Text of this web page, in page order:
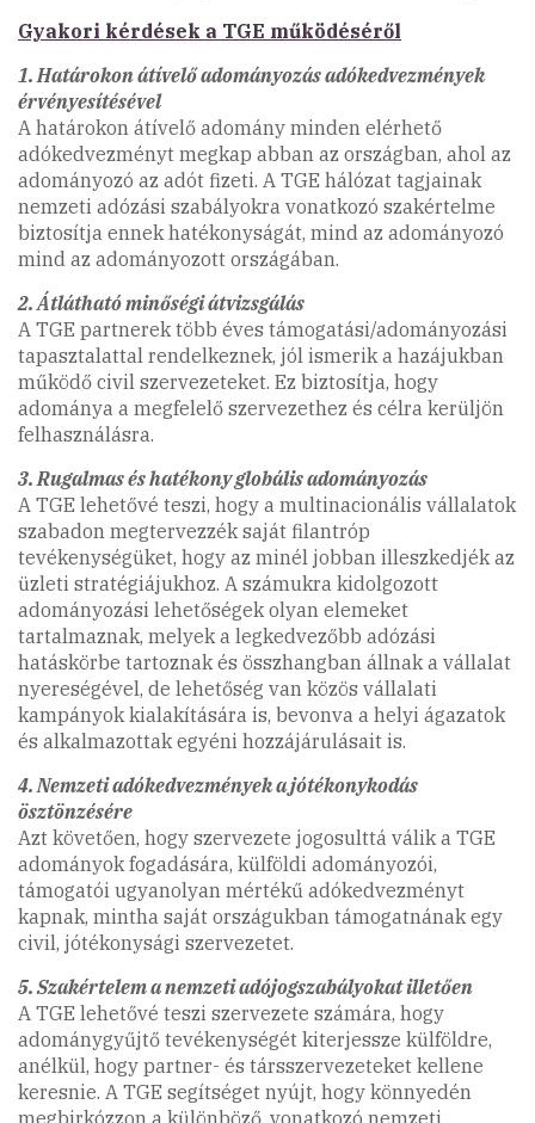
Gyakori kérdések a TGE működéséről
1. Határokon átívelő adományozás adókedvezmények
érvényesítésével
A határokon átívelő adomány minden elérhető
adókedvezményt megkap abban az országban, ahol az
adományozó az adót fizeti. A TGE hálózat tagjainak
nemzeti adózási szabályokra vonatkozó szakértelme
biztosítja ennek hatékonyságát, mind az adományozó
mind az adományozott országában.
2. Átlátható minőségi átvizsgálás
A TGE partnerek több éves támogatási/adományozási
tapasztalattal rendelkeznek, jól ismerik a hazájukban
működő civil szervezeteket. Ez biztosítja, hogy
adománya a megfelelő szervezethez és célra kerüljön
felhasználásra.
3. Rugalmas és hatékony globális adományozás
A TGE lehetővé teszi, hogy a multinacionális vállalatok
szabadon megtervezzék saját filantróp
tevékenységüket, hogy az minél jobban illeszkedjék az
üzleti stratégiájukhoz. A számukra kidolgozott
adományozási lehetőségek olyan elemeket
tartalmaznak, melyek a legkedvezőbb adózási
hatáskörbe tartoznak és összhangban állnak a vállalat
nyereségével, de lehetőség van közös vállalati
kampányok kialakítására is, bevonva a helyi ágazatok
és alkalmazottak egyéni hozzájárulásait is.
4. Nemzeti adókedvezmények a jótékonykodás
ösztönzésére
Azt követően, hogy szervezete jogosulttá válik a TGE
adományok fogadására, külföldi adományozói,
támogatói ugyanolyan mértékű adókedvezményt
kapnak, mintha saját országukban támogatnának egy
civil, jótékonysági szervezetet.
5. Szakértelem a nemzeti adójogszabályokat illetően
A TGE lehetővé teszi szervezete számára, hogy
adománygyűjtő tevékenységét kiterjessze külföldre,
anélkül, hogy partner- és társszervezeteket kellene
keresnie. A TGE segítséget nyújt, hogy könnyedén
megbirkózzon a különböző, vonatkozó nemzeti